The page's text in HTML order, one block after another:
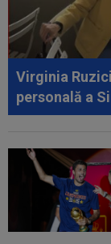
Venezia Giulia
00:20 VIDEO
ce Dinamo a
00:20 VIDEO
spectaculos!
Virginia
personală a